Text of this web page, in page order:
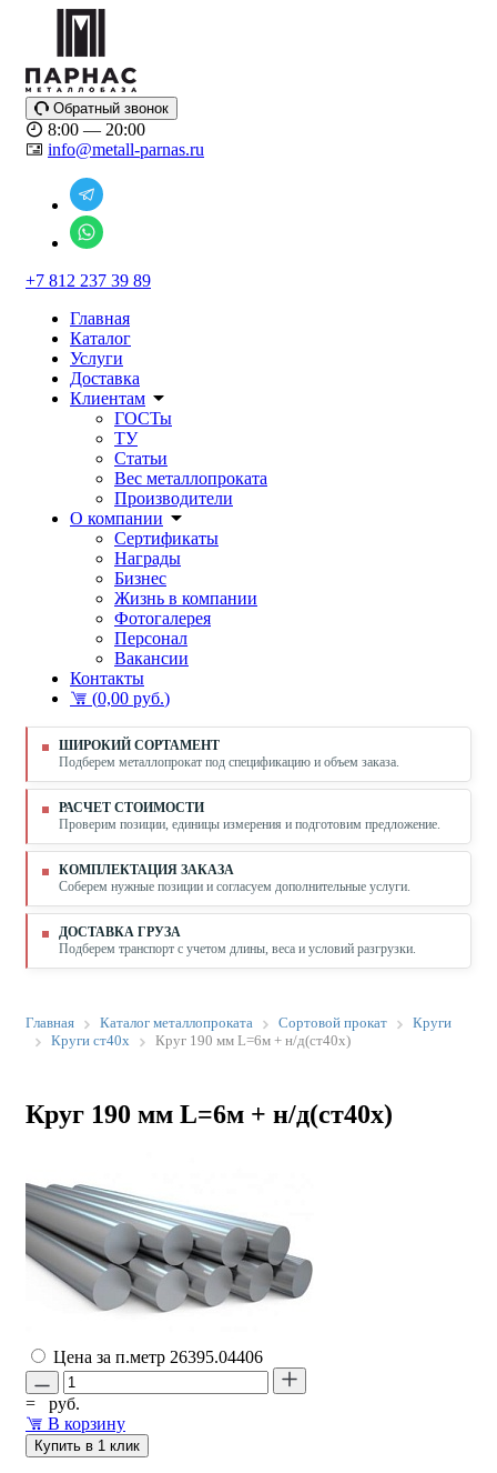
Обратный звонок
8:00 — 20:00
info@metall-parnas.ru
+7 812 237 39 89
Главная
Каталог
Услуги
Доставка
Клиентам
ГОСТы
ТУ
Статьи
Вес металлопроката
Производители
О компании
Сертификаты
Награды
Бизнес
Жизнь в компании
Фотогалерея
Персонал
Вакансии
Контакты
(0,00 руб.)
ШИРОКИЙ СОРТАМЕНТ
Подберем металлопрокат под спецификацию и объем заказа.
РАСЧЕТ СТОИМОСТИ
Проверим позиции, единицы измерения и подготовим предложение.
КОМПЛЕКТАЦИЯ ЗАКАЗА
Соберем нужные позиции и согласуем дополнительные услуги.
ДОСТАВКА ГРУЗА
Подберем транспорт с учетом длины, веса и условий разгрузки.
Главная Каталог металлопроката Сортовой прокат
Круги
Круги ст40х
Круг 190 мм L=6м + н/д(ст40х)
Круг 190 мм L=6м + н/д(ст40х)
Цена за п.метр 26395.04406
=
руб.
В корзину
Купить в 1 клик